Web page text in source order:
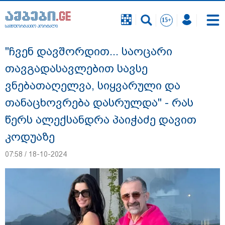
საინფორმაციო პორტალი
18 წელი აგვისტოს ომიდან - ტრაგიკული
მოვლენების ქრონოლოგია, რომელიც
შესაძლოა, აღარ გვახსოვს
საინფორმაციო პორტალი
"ჩვენ დავშორდით... საოცარი
თავგადასავლებით სავსე
ვნებათაღელვა, სიყვარული და
თანაცხოვრება დასრულდა" - რას
წერს ალექსანდრა პაიჭაძე დავით
კოდუაზე
07:58 / 18-10-2024